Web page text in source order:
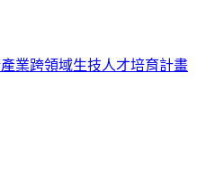
業跨領域生技人才培育計畫